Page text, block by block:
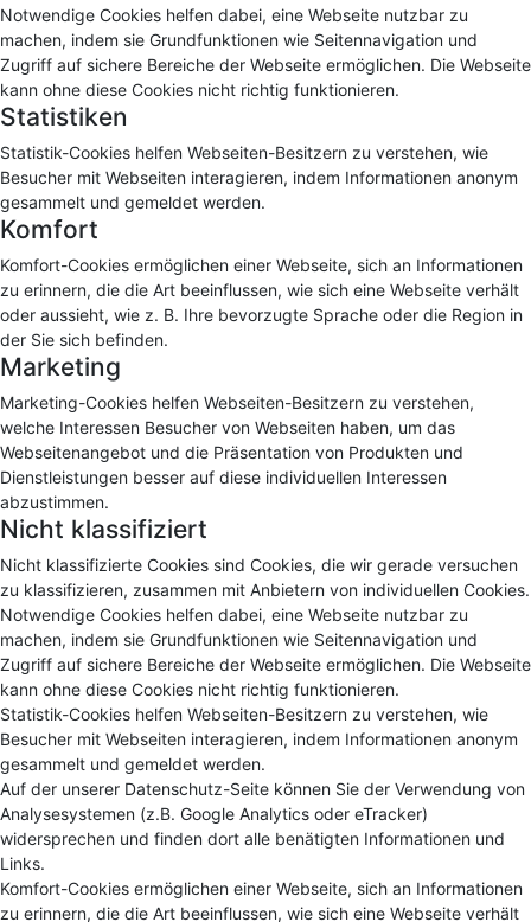
Notwendige Cookies helfen dabei, eine Webseite nutzbar zu
machen, indem sie Grundfunktionen wie Seitennavigation und
Zugriff auf sichere Bereiche der Webseite ermöglichen. Die Webseite
kann ohne diese Cookies nicht richtig funktionieren.
Statistiken
Statistik-Cookies helfen Webseiten-Besitzern zu verstehen, wie
Besucher mit Webseiten interagieren, indem Informationen anonym
gesammelt und gemeldet werden.
Komfort
Komfort-Cookies ermöglichen einer Webseite, sich an Informationen
zu erinnern, die die Art beeinflussen, wie sich eine Webseite verhält
oder aussieht, wie z. B. Ihre bevorzugte Sprache oder die Region in
der Sie sich befinden.
Marketing
Marketing-Cookies helfen Webseiten-Besitzern zu verstehen,
welche Interessen Besucher von Webseiten haben, um das
Webseitenangebot und die Präsentation von Produkten und
Dienstleistungen besser auf diese individuellen Interessen
abzustimmen.
Nicht klassifiziert
Nicht klassifizierte Cookies sind Cookies, die wir gerade versuchen
zu klassifizieren, zusammen mit Anbietern von individuellen Cookies.
Notwendige Cookies helfen dabei, eine Webseite nutzbar zu
machen, indem sie Grundfunktionen wie Seitennavigation und
Zugriff auf sichere Bereiche der Webseite ermöglichen. Die Webseite
kann ohne diese Cookies nicht richtig funktionieren.
Statistik-Cookies helfen Webseiten-Besitzern zu verstehen, wie
Besucher mit Webseiten interagieren, indem Informationen anonym
gesammelt und gemeldet werden.
Auf der unserer Datenschutz-Seite können Sie der Verwendung von
Analysesystemen (z.B. Google Analytics oder eTracker)
widersprechen und finden dort alle benätigten Informationen und
Links.
Komfort-Cookies ermöglichen einer Webseite, sich an Informationen
zu erinnern, die die Art beeinflussen, wie sich eine Webseite verhält